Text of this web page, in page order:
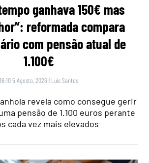
ganhava 150€ mas
reformada compara
com pensão atual de
1.100€
16:10 5 Agosto, 2026 | Luís Santos
revela como consegue gerir
pensão de 1.100 euros perante
cada vez mais elevados